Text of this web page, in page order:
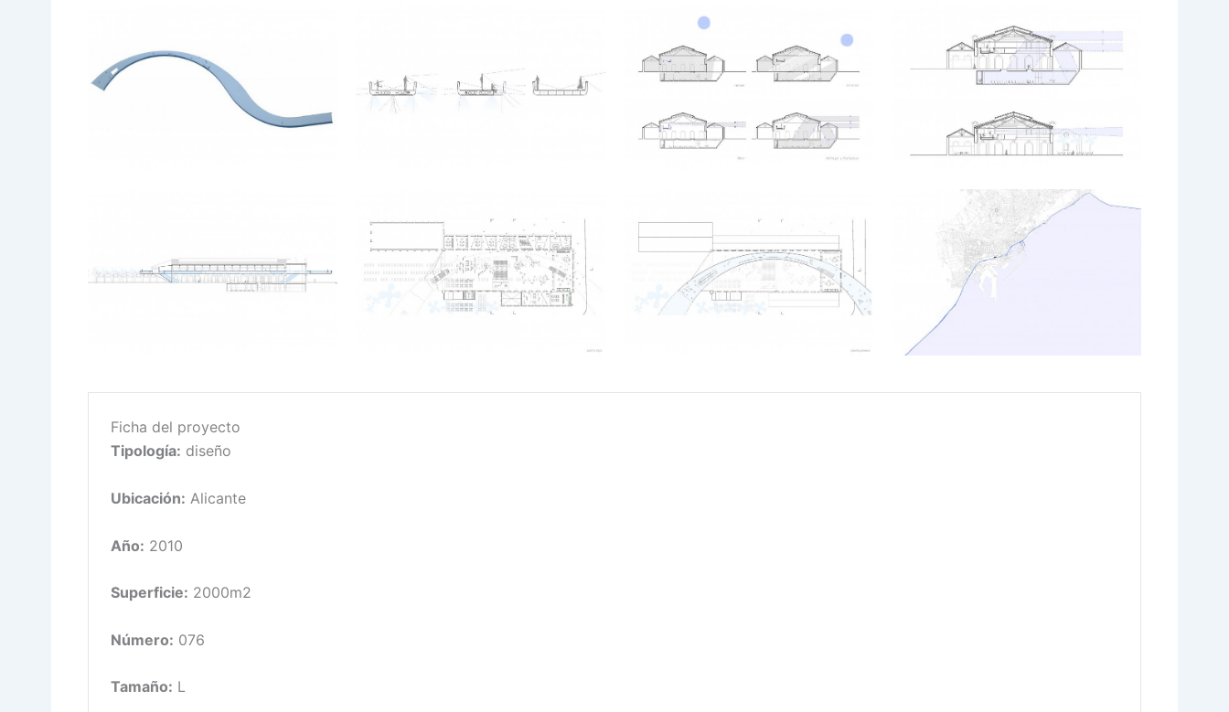
Ficha del proyecto
Tipología: diseño
Ubicación: Alicante
Año: 2010
Superficie: 2000m2
Número: 076
Tamaño: L